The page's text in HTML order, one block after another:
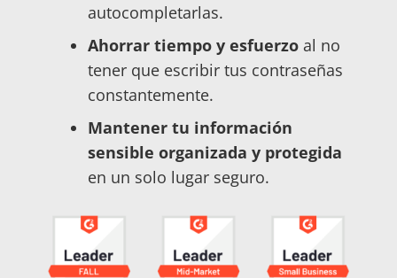
autocompletarlas.
Ahorrar tiempo y esfuerzo al no
tener que escribir tus contraseñas
constantemente.
Mantener tu información
sensible organizada y protegida
en un solo lugar seguro.